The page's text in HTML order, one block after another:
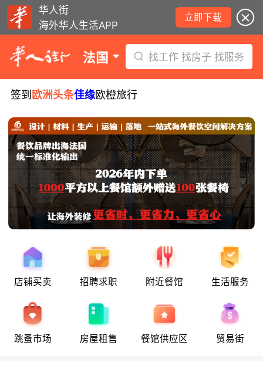
华人街
海外华人生活APP
立即下载
法国 找工作 找房子 找服务
签到 欧洲头条佳缘欧橙旅行
店铺买卖 招聘求职 附近餐馆 生活服务
跳蚤市场 房屋租售 餐馆供应区 贸易街